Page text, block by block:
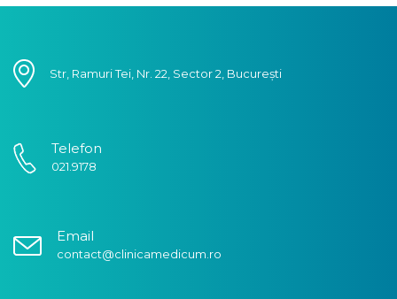
Str, Ramuri Tei, Nr. 22, Sector 2, București
Telefon
021.9178
Email
contact@clinicamedicum.ro